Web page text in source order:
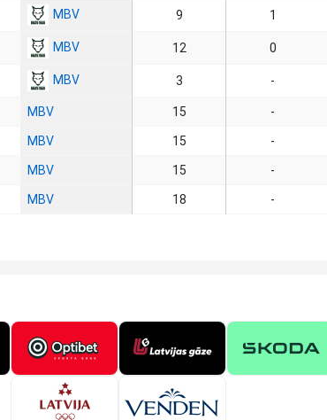
MBV 9 1
MBV 12 0
MBV 3 -
MBV 15 -
MBV 15 -
MBV 15 -
MBV 18 -